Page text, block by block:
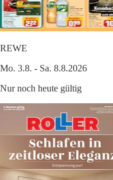
REWE
Mo. 3.8. - Sa. 8.8.2026
Nur noch heute gültig